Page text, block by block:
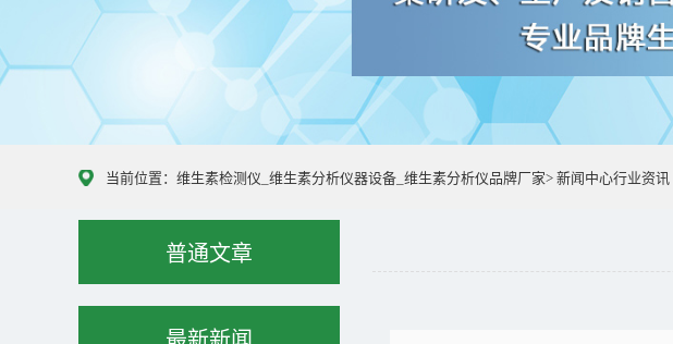
当前位置： 维生素检测仪_维生素分析仪器设备_维生素分析仪品牌厂家> 新闻中心行业资讯
普通文章